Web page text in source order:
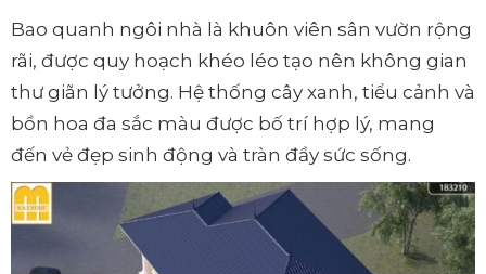
Bao quanh ngôi nhà là khuôn viên sân vườn rộng
rãi, được quy hoạch khéo léo tạo nên không gian
thư giãn lý tưởng. Hệ thống cây xanh, tiểu cảnh và
bồn hoa đa sắc màu được bố trí hợp lý, mang
đến vẻ đẹp sinh động và tràn đầy sức sống.